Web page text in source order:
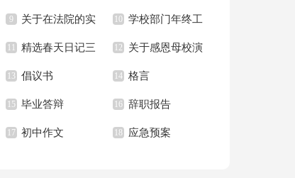
句
篇 名锦集35句
9 关于在法院的实
习报告范文汇总八篇
10 学校部门年终工
作总结
11 精选春天日记三
篇
12 关于感恩母校演
讲稿汇总八篇
13 倡议书 14 格言
15 毕业答辩 16 辞职报告
17 初中作文 18 应急预案